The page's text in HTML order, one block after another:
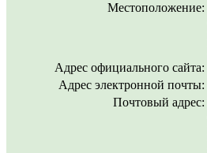
Местоположение:
Адрес официального сайта:
Адрес электронной почты:
Почтовый адрес: